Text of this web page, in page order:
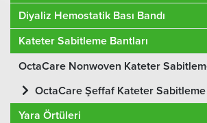
Diyaliz Hemostatik Bası Bandı
Kateter Sabitleme Bantları
OctaCare Nonwoven Kateter
OctaCare Şeffaf Kateter Sabitleme
Yara Örtüleri